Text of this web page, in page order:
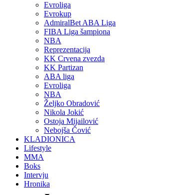
Evroliga
Evrokup
AdmiralBet ABA Liga
FIBA Liga šampiona
NBA
Reprezentacija
KK Crvena zvezda
KK Partizan
ABA liga
Evroliga
NBA
Željko Obradović
Nikola Jokić
Ostoja Mijailović
Nebojša Čović
KLADIONICA
Lifestyle
MMA
Boks
Intervju
Hronika